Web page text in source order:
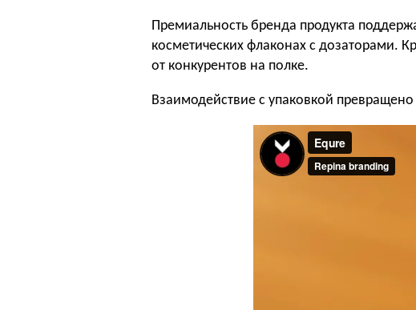
Премиальность бренда продукта
косметических флаконах с дозаторами.
от конкурентов на полке.
Взаимодействие с упаковкой